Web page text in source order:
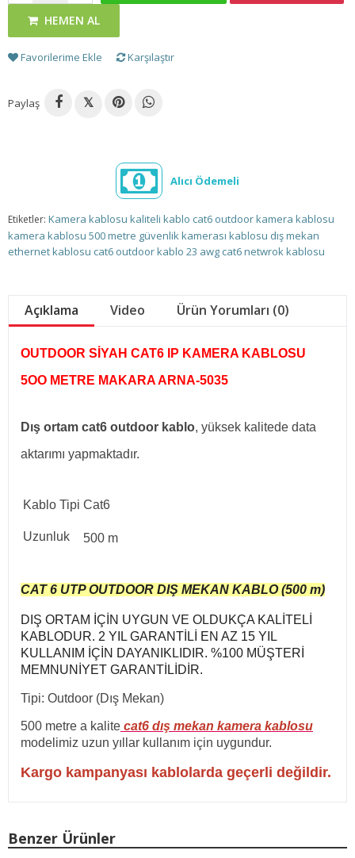
HEMEN AL
Favorilerime Ekle Karşılaştır
Paylaş 𝕏
Alıcı Ödemeli
Etiketler: Kamera kablosu kaliteli kablo cat6 outdoor kamera kablosu
kamera kablosu 500 metre güvenlik kamerası kablosu dış mekan
ethernet kablosu cat6 outdoor kablo 23 awg cat6 netwrok kablosu
Açıklama Video Ürün Yorumları (0)
OUTDOOR SİYAH CAT6 IP KAMERA KABLOSU
5OO METRE MAKARA ARNA-5035
Dış ortam cat6 outdoor kablo, yüksek kalitede data
aktarımı yapmaktadır.
Kablo Tipi Cat6
Uzunluk 500 m
CAT 6 UTP OUTDOOR DIŞ MEKAN KABLO (500 m)
DIŞ ORTAM İÇİN UYGUN VE OLDUKÇA KALİTELİ
KABLODUR. 2 YIL GARANTİLİ EN AZ 15 YIL
KULLANIM İÇİN DAYANIKLIDIR. %100 MÜŞTERİ
MEMNUNİYET GARANTİLİDİR.
Tipi: Outdoor (Dış Mekan)
500 metre a kalite cat6 dış mekan kamera kablosu
modelimiz uzun yıllar kullanım için uygundur.
Kargo kampanyası kablolarda geçerli değildir.
Benzer Ürünler